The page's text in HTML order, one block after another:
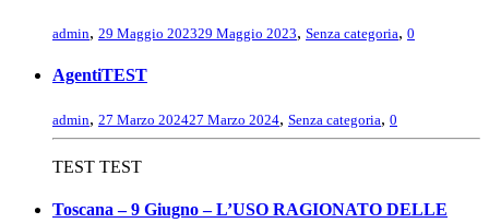
admin, 29 Maggio 202329 Maggio 2023, Senza categoria, 0
AgentiTEST
admin, 27 Marzo 202427 Marzo 2024, Senza categoria, 0
TEST TEST
Toscana – 9 Giugno – L’USO RAGIONATO DELLE